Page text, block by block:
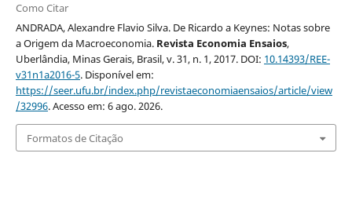
Como Citar
ANDRADA, Alexandre Flavio Silva. De Ricardo a Keynes: Notas sobre
a Origem da Macroeconomia. Revista Economia Ensaios,
Uberlândia, Minas Gerais, Brasil, v. 31, n. 1, 2017. DOI: 10.14393/REE-
v31n1a2016-5. Disponível em:
https://seer.ufu.br/index.php/revistaeconomiaensaios/article/view
/32996. Acesso em: 6 ago. 2026.
Formatos de Citação